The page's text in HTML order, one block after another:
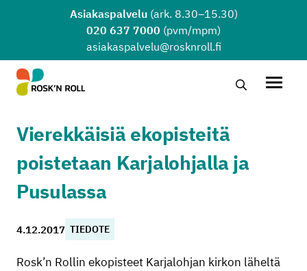
Siirry sisältöönAsiakaspalvelu(ark. 8.30–15.30)
020 637 7000 (pvm/mpm)
asiakaspalvelu@rosknroll.fi
Hae…Avaa
Vierekkäisiä ekopisteitä
poistetaan Karjalohjalla ja
Pusulassa
4.12.2017 TIEDOTE
Rosk’n Rollin ekopisteet Karjalohjan kirkon läheltä